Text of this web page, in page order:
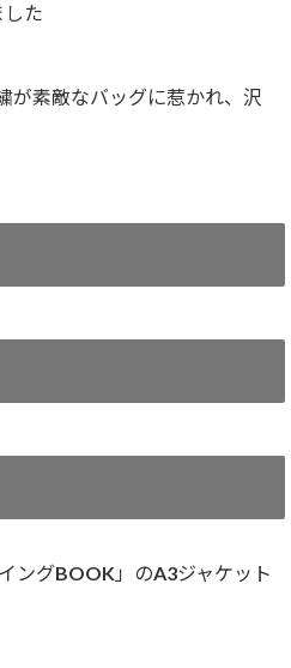
た
が素敵なバッグに惹かれ、沢
ングBOOK」のA3ジャケット